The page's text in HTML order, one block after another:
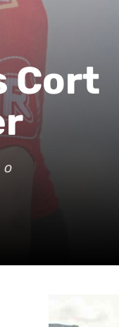
Cort
o